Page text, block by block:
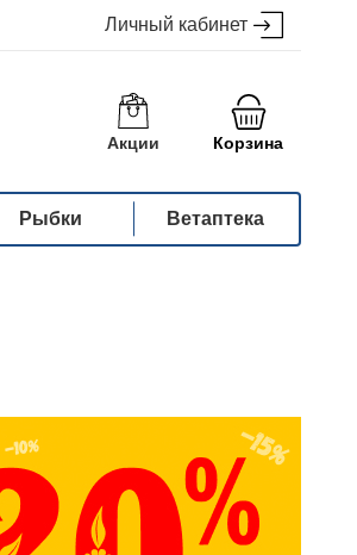
Личный кабинет
Акции Корзина
Рыбки Ветаптека